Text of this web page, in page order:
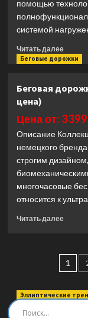
помощью
системой
Читать далее
больше
спин-
Merach
MR-
S06
черный
(Black)
(Лучшая
Беговые дорожки
Беговая
цена)
Цена от:
Описание
немецкого
строгим
многочасовые
относится к
Читать далее
Bronze
1
Эллиптические